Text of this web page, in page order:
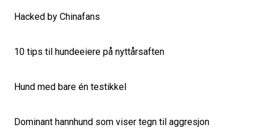
Hacked by Chinafans
10 tips til hundeeiere på nyttårsaften
Hund med bare én testikkel
Dominant hannhund som viser tegn til aggresjon